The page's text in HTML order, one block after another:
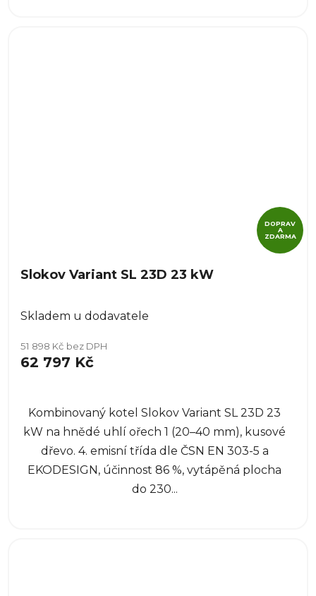
DOPRAV
A
ZDARMA
Slokov Variant SL 23D 23 kW
Skladem u dodavatele
51 898 Kč bez DPH
62 797 Kč
Kombinovaný kotel Slokov Variant SL 23D 23
kW na hnědé uhlí ořech 1 (20–40 mm), kusové
dřevo. 4. emisní třída dle ČSN EN 303-5 a
EKODESIGN, účinnost 86 %, vytápěná plocha
do 230...